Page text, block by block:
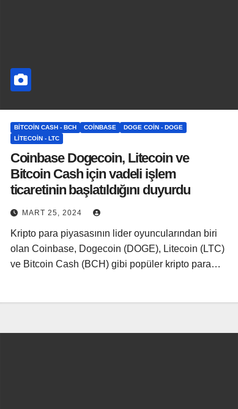
BITCOIN CASH - BCH COINBASE
DOGE COIN - DOGE
LITECOIN - LTC
Coinbase Dogecoin, Litecoin ve
Bitcoin Cash için vadeli işlem
ticaretinin başlatıldığını duyurdu
MART 25, 2024
Kripto para piyasasının lider oyuncularından biri
olan Coinbase, Dogecoin (DOGE), Litecoin (LTC)
ve Bitcoin Cash (BCH) gibi popüler kripto para…